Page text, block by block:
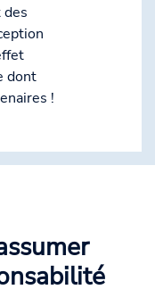
dont
!